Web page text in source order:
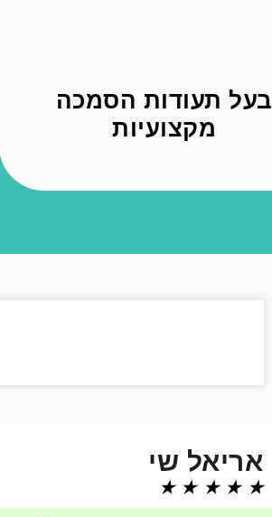
בעל תעודות הסמכה
מקצועיות
אריאל שי
★
★
★
★
★